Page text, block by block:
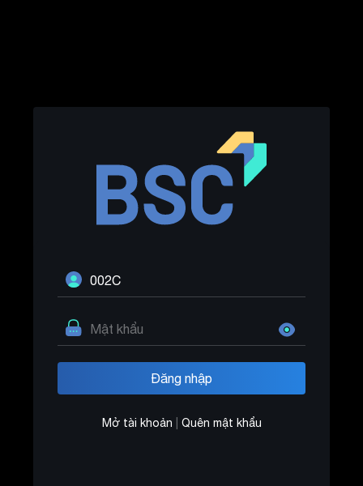
Mở tài khoản Quên mật khẩu